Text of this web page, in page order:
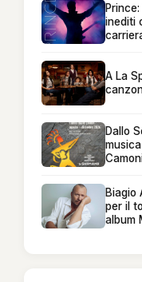
inediti
A La
Dallo
Biagio
per il
album